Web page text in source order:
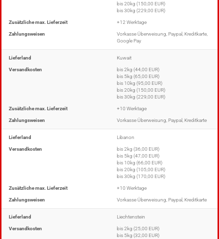
bis 20kg (150,00 EUR)
bis 30kg (229,00 EUR)
Zusätzliche max. Lieferzeit +12 Werktage
Zahlungsweisen
Vorkasse Überweisung, Paypal, Kreditkarte,
Google Pay
Lieferland Kuwait
Versandkosten
bis 2kg (44,00 EUR)
bis 5kg (65,00 EUR)
bis 10kg (95,00 EUR)
bis 20kg (150,00 EUR)
bis 30kg (229,00 EUR)
Zusätzliche max. Lieferzeit +10 Werktage
Zahlungsweisen Vorkasse Überweisung, Paypal, Kreditkarte
Lieferland Libanon
Versandkosten
bis 2kg (36,00 EUR)
bis 5kg (47,00 EUR)
bis 10kg (66,00 EUR)
bis 20kg (105,00 EUR)
bis 30kg (170,00 EUR)
Zusätzliche max. Lieferzeit +10 Werktage
Zahlungsweisen Vorkasse Überweisung, Paypal, Kreditkarte
Lieferland Liechtenstein
Versandkosten
bis 2kg (25,00 EUR)
bis 5kg (32,00 EUR)